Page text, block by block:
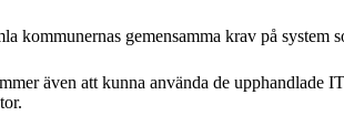
kommunernas gemensamma krav på system
även att kunna använda de upphandlade